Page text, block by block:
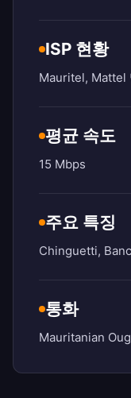
ISP 현황
Mauritel, Mattel
평균 속도
15 Mbps
주요 특징
Chinguetti,
통화
Mauritanian